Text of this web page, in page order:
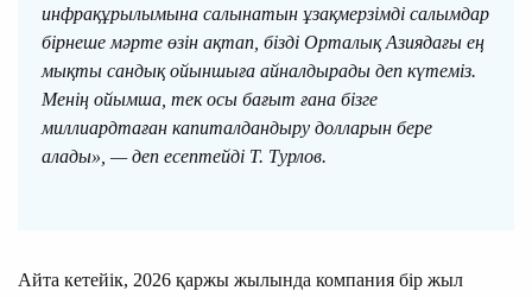
инфрақұрылымына салынатын ұзақмерзімді салымдар
бірнеше мәрте өзін ақтап, бізді Орталық Азиядағы ең
мықты сандық ойыншыға айналдырады деп күтеміз.
Менің ойымша, тек осы бағыт ғана бізге
миллиардтаған капиталдандыру долларын бере
алады», — деп есептейді Т. Турлов.
Айта кетейік, 2026 қаржы жылында компания бір жыл